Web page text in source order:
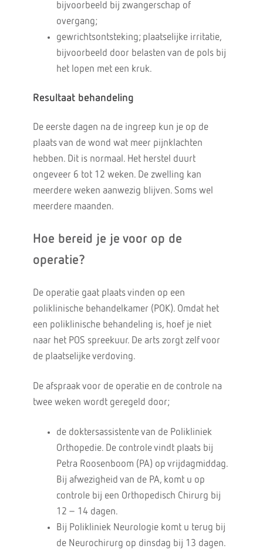
bijvoorbeeld bij zwangerschap of
overgang;
gewrichtsontsteking; plaatselijke irritatie,
bijvoorbeeld door belasten van de pols bij
het lopen met een kruk.
Resultaat behandeling
De eerste dagen na de ingreep kun je op de
plaats van de wond wat meer pijnklachten
hebben. Dit is normaal. Het herstel duurt
ongeveer 6 tot 12 weken. De zwelling kan
meerdere weken aanwezig blijven. Soms wel
meerdere maanden.
Hoe bereid je je voor op de
operatie?
De operatie gaat plaats vinden op een
poliklinische behandelkamer (POK). Omdat het
een poliklinische behandeling is, hoef je niet
naar het POS spreekuur. De arts zorgt zelf voor
de plaatselijke verdoving.
De afspraak voor de operatie en de controle na
twee weken wordt geregeld door;
de doktersassistente van de Polikliniek
Orthopedie. De controle vindt plaats bij
Petra Roosenboom (PA) op vrijdagmiddag.
Bij afwezigheid van de PA, komt u op
controle bij een Orthopedisch Chirurg bij
12 – 14 dagen.
Bij Polikliniek Neurologie komt u terug bij
de Neurochirurg op dinsdag bij 13 dagen.